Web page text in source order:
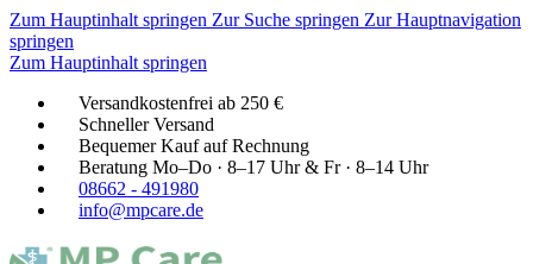
Zum Hauptinhalt springen Zur Suche springen Zur Hauptnavigation
springen
Zum Hauptinhalt springen
Versandkostenfrei ab 250 €
Schneller Versand
Bequemer Kauf auf Rechnung
Beratung Mo–Do · 8–17 Uhr & Fr · 8–14 Uhr
08662 - 491980
info@mpcare.de